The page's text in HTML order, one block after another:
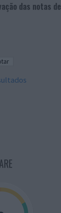
das notas de